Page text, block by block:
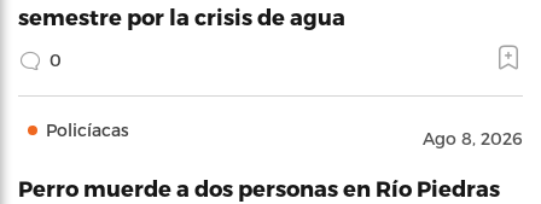
semestre por la crisis de agua
0
Policíacas Ago 8, 2026
Perro muerde a dos personas en Río Piedras